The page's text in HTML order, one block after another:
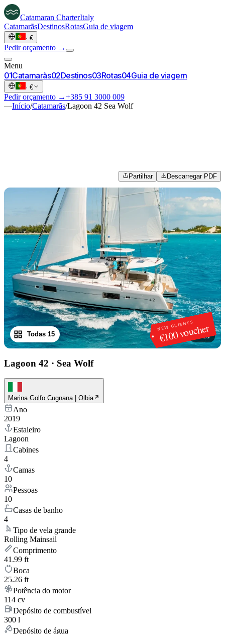
Catamaran CharterItaly
CatamarãsDestinosRotasGuia de viagem
· €
Pedir orçamento →
Menu
01Catamarãs02Destinos03Rotas04Guia de viagem
· €
Pedir orçamento →+385 91 3000 009
—Início/Catamarãs/Lagoon 42 Sea Wolf
Partilhar Descarregar PDF
NEW CLIENTS
€100 voucher
1/15
Todas 15
Lagoon 42 · Sea Wolf
Marina Golfo Cugnana | Olbia
Ano
2019
Estaleiro
Lagoon
Cabines
4
Camas
10
Pessoas
10
Casas de banho
4
Tipo de vela grande
Rolling Mainsail
Comprimento
41.99 ft
Boca
25.26 ft
Potência do motor
114 cv
Depósito de combustível
300 l
Depósito de água